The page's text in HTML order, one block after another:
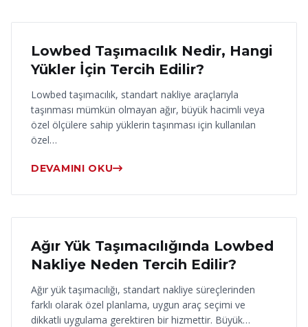
18 Haziran 2026
Lowbed Taşımacılık Nedir, Hangi
Yükler İçin Tercih Edilir?
Lowbed taşımacılık, standart nakliye araçlarıyla
taşınması mümkün olmayan ağır, büyük hacimli veya
özel ölçülere sahip yüklerin taşınması için kullanılan
özel…
DEVAMINI OKU
17 Haziran 2026
Ağır Yük Taşımacılığında Lowbed
Nakliye Neden Tercih Edilir?
Ağır yük taşımacılığı, standart nakliye süreçlerinden
farklı olarak özel planlama, uygun araç seçimi ve
dikkatli uygulama gerektiren bir hizmettir. Büyük…